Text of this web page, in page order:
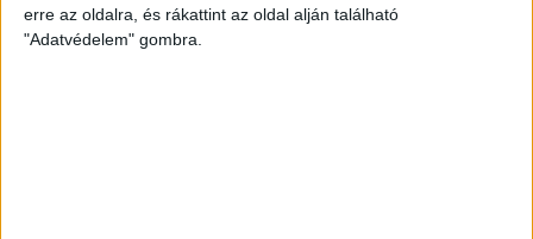
erre az oldalra, és rákattint az oldal alján található
"Adatvédelem" gombra.